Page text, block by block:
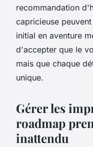
recommandation
capricieuse
initial en aventure
d'accepter que le
mais que chaque
unique.
Gérer les
roadmap
inattendu